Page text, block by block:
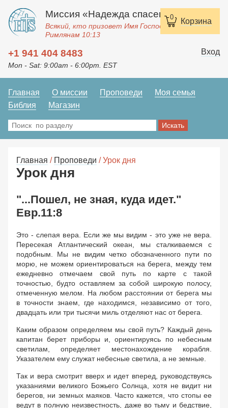
0 Корзина
Миссия «Надежда спасения»
Всякий, кто призовет Имя Господне, спасется.
Римлянам 10:13
+1 941 404 8483
Mon - Sat: 9:00am - 6:00pm. EST
Вход
Главная О миссии Проповеди
Моя семья
Библия
Магазин
Главная / Проповеди / Урок дня
Урок дня
"...Пошел, не зная, куда идет."
Евр.11:8
Это - слепая вера. Если же мы видим - это уже не вера.
Пересекая Атлантический океан, мы сталкиваемся с
подобным. Мы не видим четко обозначенного пути по
морю, не можем ориентироваться на берега, между тем
ежедневно отмечаем свой путь по карте с такой
точностью, будто оставляем за собой широкую полосу,
отмеченную мелом. На любом расстоянии от берега мы
в точности знаем, где находимся, независимо от того,
двадцать или три тысячи миль отделяют нас от берега.
Каким образом определяем мы свой путь? Каждый день
капитан берет приборы и, ориентируясь по небесным
светилам, определяет местонахождение корабля.
Указателем ему служат небесные светила, а не земные.
Так и вера смотрит вверх и идет вперед, руководствуясь
указаниями великого Божьего Солнца, хотя не видит ни
берегов, ни земных маяков. Часто кажется, что стопы ее
ведут в полную неизвестность, даже во тьму и бедствие,